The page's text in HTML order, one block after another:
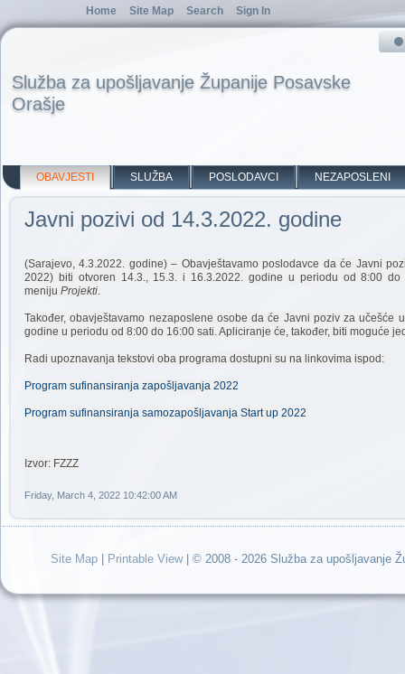
Služba za upošljavanje Županije Posavske
Orašje
OBAVJESTI SLUŽBA POSLODAVCI NEZAPOSLENI
Javni pozivi od 14.3.2022. godine
(Sarajevo, 4.3.2022. godine) – Obavještavamo poslodavce da će Javni
2022) biti otvoren 14.3., 15.3. i 16.3.2022. godine u periodu od 8:00
meniju Projekti.
Također, obavještavamo nezaposlene osobe da će Javni poziv za
godine u periodu od 8:00 do 16:00 sati. Apliciranje će, također, biti moguće
Radi upoznavanja tekstovi oba programa dostupni su na linkovima ispod:
Program sufinansiranja zapošljavanja 2022
Program sufinansiranja samozapošljavanja Start up 2022
Izvor: FZZZ
Friday, March 4, 2022 10:42:00 AM
Site Map Printable View| © 2008 - 2026 Služba za upošljavanje
Home Site Map Search Sign In